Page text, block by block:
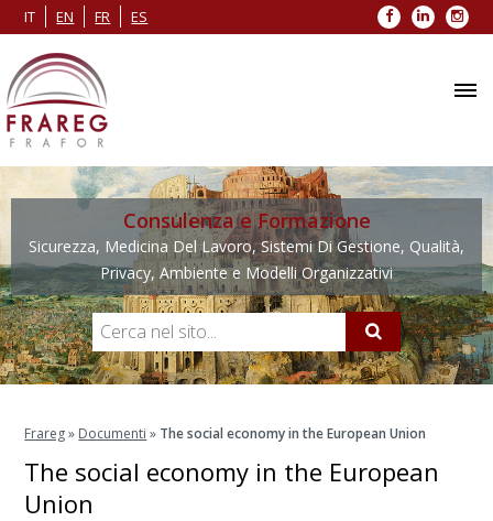
IT EN FR ES Facebook
LinkedIn
Consulenza e Formazione
Sicurezza, Medicina Del Lavoro, Sistemi Di Gestione, Qualità,
Privacy, Ambiente e Modelli Organizzativi
Frareg» Documenti » The social economy in the European Union
The social economy in the European
Union